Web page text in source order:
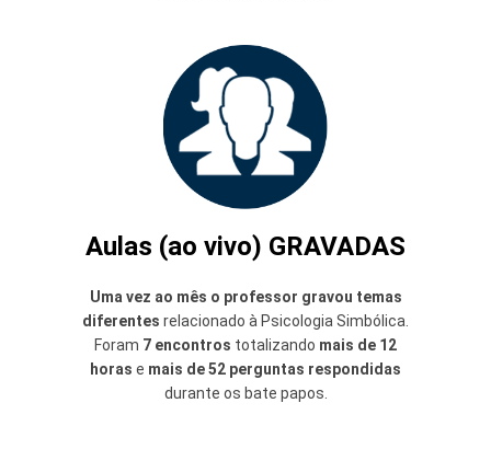
Aulas (ao vivo) GRAVADAS
Uma vez ao mês o professor gravou temas
diferentes relacionado à Psicologia Simbólica.
Foram 7 encontros totalizando mais de 12
horas e mais de 52 perguntas respondidas
durante os bate papos.